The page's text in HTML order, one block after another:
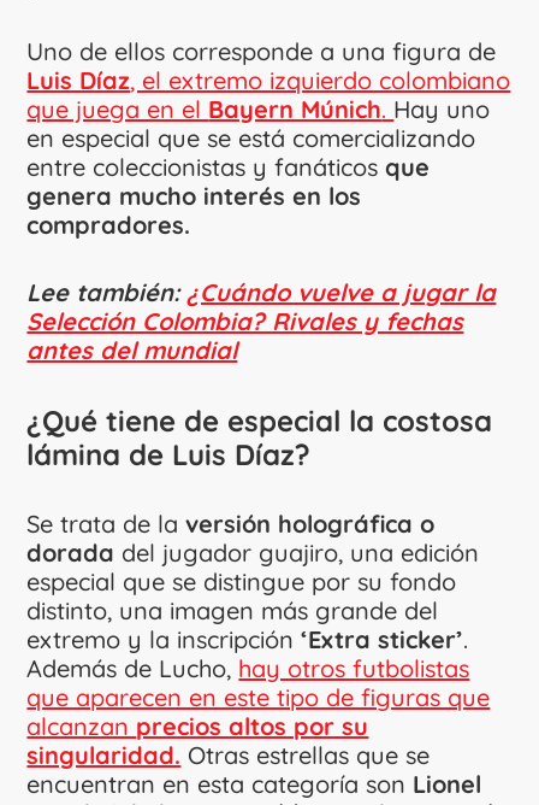
Uno de ellos corresponde a una figura de
Luis Díaz, el extremo izquierdo colombiano
que juega en el Bayern Múnich. Hay uno
en especial que se está comercializando
entre coleccionistas y fanáticosque
genera mucho interés en los
compradores.
Lee también: ¿Cuándo vuelve a jugar la
Selección Colombia? Rivales y fechas
antes del mundial
¿Qué tiene de especial la costosa
lámina de Luis Díaz?
Se trata de laversión holográfica o
dorada del jugador guajiro, una edición
especial que se distingue por su fondo
distinto, una imagen más grande del
extremo y la inscripción ‘Extra sticker’.
Además de Lucho, hay otros futbolistas
que aparecen en este tipo de figuras que
alcanzan precios altos por su
singularidad. Otras estrellas que se
encuentran en esta categoría son Lionel